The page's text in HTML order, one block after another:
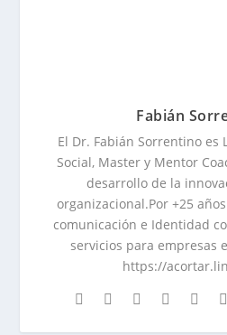
Fabián
El Dr. Fabián Sorrentino es
Social, Master y Mentor
desarrollo de la
organizacional.Por +25
comunicación e Identidad
servicios para empresas
https://